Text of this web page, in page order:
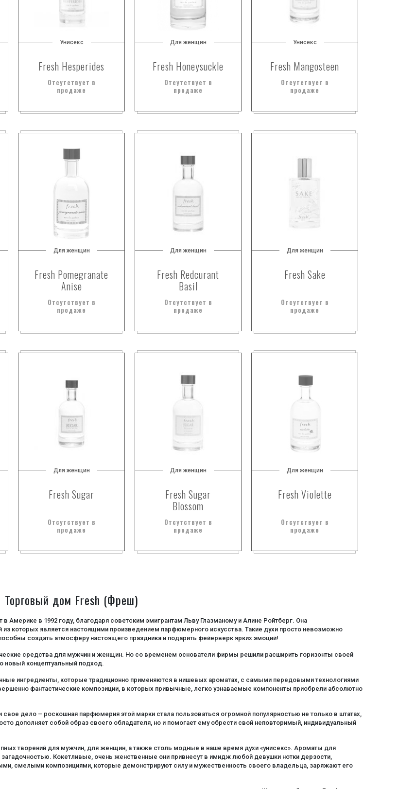
Унисекс
Fresh Hesperides
Отсутствует в
продаже
Для женщин
Fresh Honeysuckle
Отсутствует в
продаже
Унисекс
Fresh Mangosteen
Отсутствует в
продаже
Для женщин
Fresh Pomegranate
Anise
Отсутствует в
продаже
Для женщин
Fresh Redcurant
Basil
Отсутствует в
продаже
Для женщин
Fresh Sake
Отсутствует в
продаже
Для женщин
Fresh Sugar
Отсутствует в
продаже
Для женщин
Fresh Sugar
Blossom
Отсутствует в
продаже
Для женщин
Fresh Violette
Отсутствует в
продаже
Торговый дом Fresh (Фреш)
Америке в 1992 году, благодаря советским эмигрантам Льву Глазманому и Алине Ройтберг. Она
которых является настоящими произведением парфюмерного искусства. Такие духи просто невозможно
создать атмосферу настоящего праздника и подарить фейерверк ярких эмоций!
средства для мужчин и женщин. Но со временем основатели фирмы решили расширить горизонты своей
новый концептуальный подход.
ингредиенты, которые традиционно применяются в нишевых ароматах, с самыми передовыми технологиями
фантастические композиции, в которых привычные, легко узнаваемые компоненты приобрели абсолютно
дело – роскошная парфюмерия этой марки стала пользоваться огромной популярностью не только в штатах,
дополняет собой образ своего обладателя, но и помогает ему обрести свой неповторимый, индивидуальный
творений для мужчин, для женщин, а также столь модные в наше время духи «унисекс». Ароматы для
Кокетливые, очень женственные они привнесут в имидж любой девушки нотки дерзости,
смелыми композициями, которые демонстрируют силу и мужественность своего владельца, заряжают его